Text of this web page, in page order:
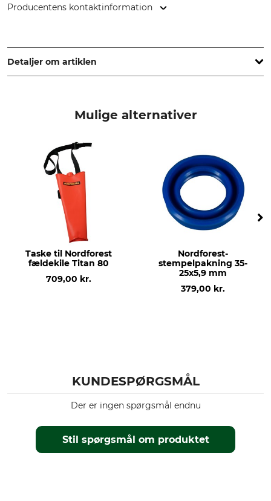
Producentens kontaktinformation
www.grube.de
Detaljer om artiklen
Made in Germany
Mulige alternativer
Taske til Nordforest
fældekile Titan 80
709,00 kr.
Nordforest-
stempelpakning 35-
25x5,9 mm
379,00 kr.
KUNDESPØRGSMÅL
Stil spørgsmål om produktet
Der er ingen spørgsmål endnu